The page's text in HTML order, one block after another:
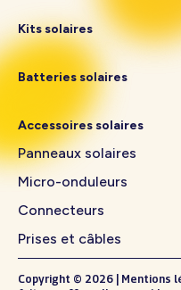
Kits solaires
Batteries solaires
Accessoires solaires
Panneaux solaires
Micro-onduleurs
Connecteurs
Prises et câbles
Copyright © 2026 Mentions